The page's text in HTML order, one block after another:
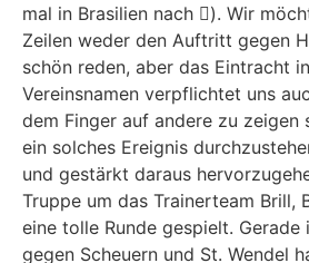
mal in Brasilien nach ). Wir
Zeilen weder den Auftritt gegen
schön reden, aber das Eintracht
Vereinsnamen verpflichtet uns
dem Finger auf andere zu zeigen
ein solches Ereignis
und gestärkt daraus
Truppe um das Trainerteam Brill,
eine tolle Runde gespielt. Gerade
gegen Scheuern und St. Wendel